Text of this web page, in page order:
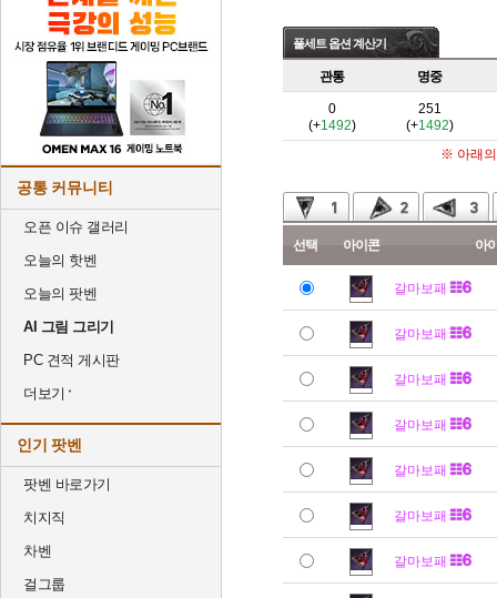
공통 커뮤니티
오픈 이슈 갤러리
오늘의 핫벤
오늘의 팟벤
AI 그림 그리기
PC 견적 게시판
더보기
인기 팟벤
팟벤 바로가기
치지직
차벤
걸그룹
풀세트 옵션 계산기
관통 명중
0
(+1492)
251
(+1492)
※ 아래의
선택 아이콘 아
갈마보패
갈마보패
갈마보패
갈마보패
갈마보패
갈마보패
갈마보패